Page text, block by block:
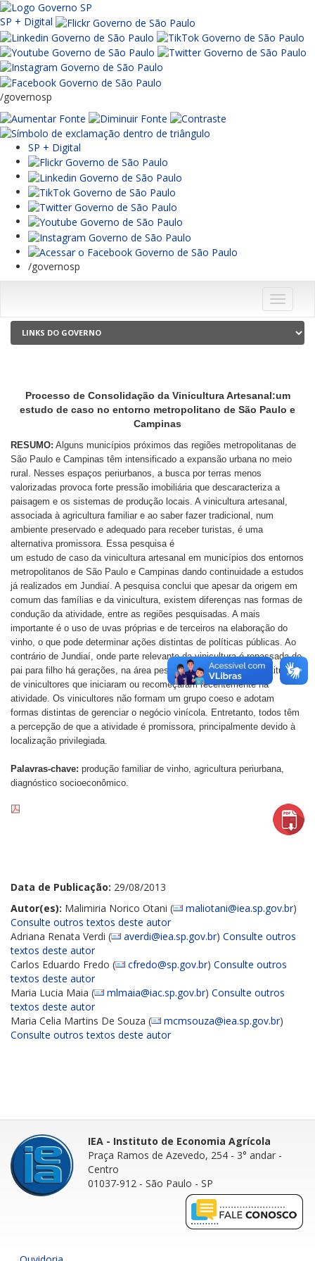
SP + Digital
/governosp
SP + Digital
/governosp
Menu
Processo de Consolidação da Vinicultura Artesanal:um
estudo de caso no entorno metropolitano de São Paulo e
Campinas
RESUMO: Alguns municípios próximos das regiões metropolitanas de
São Paulo e Campinas têm intensificado a expansão urbana no meio
rural. Nesses espaços periurbanos, a busca por terras menos
valorizadas provoca forte pressão imobiliária que descaracteriza a
paisagem e os sistemas de produção locais. A vinicultura artesanal,
associada à agricultura familiar e ao saber fazer tradicional, num
ambiente preservado e adequado para receber turistas, é uma
alternativa promissora. Essa pesquisa é
um estudo de caso da vinicultura artesanal em municípios dos entornos
metropolitanos de São Paulo e Campinas dando continuidade a estudos
já realizados em Jundiaí. A pesquisa conclui que apesar da origem em
comum das famílias e da vinicultura, existem diferenças nas formas de
condução da atividade, entre as regiões pesquisadas. A mais
importante é o uso de uvas próprias e de terceiros na elaboração do
vinho, o que pode determinar ações distintas de políticas públicas. Ao
contrário de Jundiaí, onde parte relevante da vinicultura é repassada de
pai para filho há gerações, na área pesquisada a maioria é constituída
de vinicultores que iniciaram ou recomeçaram recentemente na
atividade. Os vinicultores não formam um grupo coeso e adotam
formas distintas de gerenciar o negócio vinícola. Entretanto, todos têm
a percepção de que a atividade é promissora, principalmente devido à
localização privilegiada.
Palavras-chave: produção familiar de vinho, agricultura periurbana,
diagnóstico socioeconômico.
Data de Publicação: 29/08/2013
Autor(es): Malimiria Norico Otani ( maliotani@iea.sp.gov.br)
Consulte outros textos deste autor
Adriana Renata Verdi (
averdi@iea.sp.gov.br) Consulte outros
textos deste autor
Carlos Eduardo Fredo (
cfredo@sp.gov.br) Consulte outros
textos deste autor
Maria Lucia Maia (
mlmaia@iac.sp.gov.br) Consulte outros
textos deste autor
Maria Celia Martins De Souza (
mcmsouza@iea.sp.gov.br)
Consulte outros textos deste autor
IEA - Instituto de Economia Agrícola
Praça Ramos de Azevedo, 254 - 3° andar -
Centro
01037-912 - São Paulo - SP